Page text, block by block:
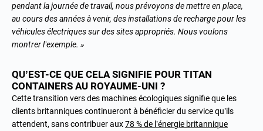
pendant la journée de travail, nous prévoyons de mettre en place,
au cours des années à venir, des installations de recharge pour les
véhicules électriques sur des sites appropriés. Nous voulons
montrer l’exemple. »
QU’EST-CE QUE CELA SIGNIFIE POUR TITAN
CONTAINERS AU ROYAUME-UNI ?
Cette transition vers des machines écologiques signifie que les
clients britanniques continueront à bénéficier du service qu’ils
attendent, sans contribuer aux78 % de l’énergie britannique